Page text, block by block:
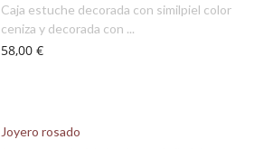
Caja estuche decorada con similpiel color
ceniza y decorada con ...
58,00 €
Joyero rosado